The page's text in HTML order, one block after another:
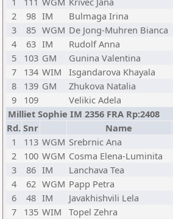
2
98 IM Bulmaga Irina
3
85 WGM De Jong-Muhren Bianca
4
63 IM Rudolf Anna
5
103 GM Gunina Valentina
7
134 WIM Isgandarova Khayala
8
139 GM Zhukova Natalia
9
109 Velikic Adela
Milliet Sophie IM 2356 FRA Rp:2408
Rd. Snr Name
1
113 WGM Srebrnic Ana
2
100 WGM Cosma Elena-Luminita
3
86 IM Lanchava Tea
4
62 WGM Papp Petra
6
48 IM Javakhishvili Lela
7
135 WIM Topel Zehra